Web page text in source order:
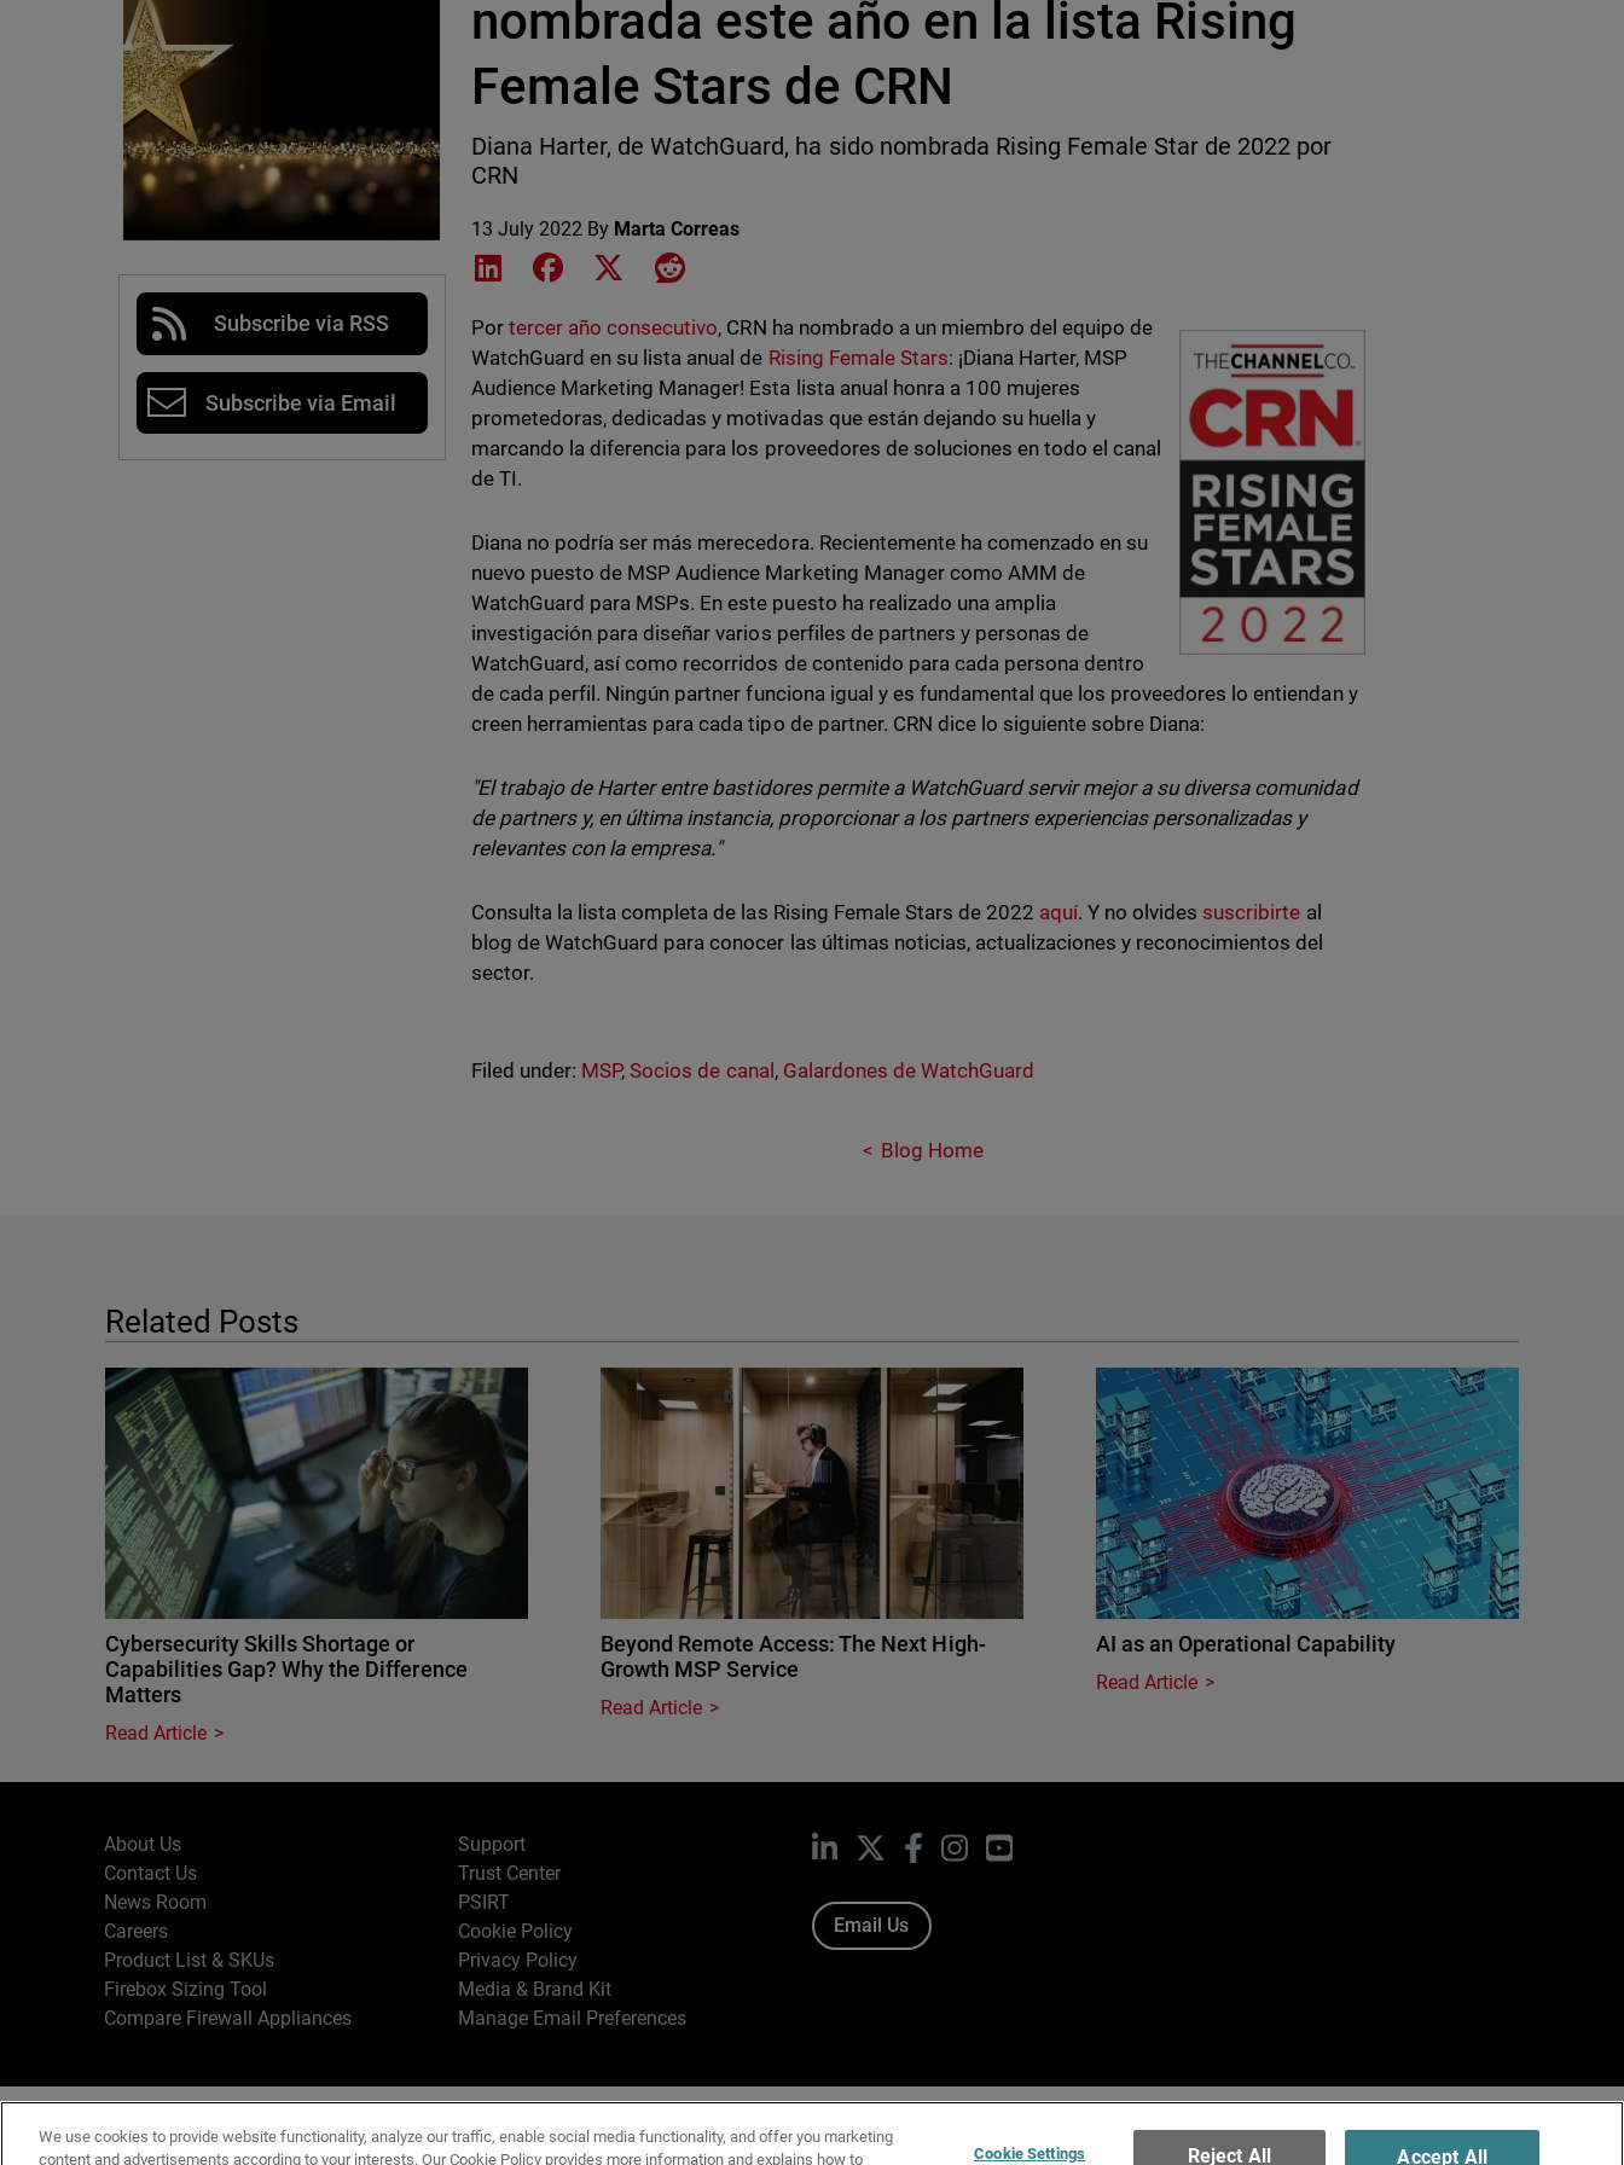
Subscribe via RSS
Subscribe via Email
nombrada este año en la lista Rising
Female Stars de CRN
Diana Harter, de WatchGuard, ha sido nombrada Rising Female Star de 2022 por
CRN
13 July 2022 By Marta Correas
Share on LinkedIn
Share on Facebook
Share on XShare on Reddit
Portercer año consecutivo, CRN ha nombrado a un miembro del equipo de
WatchGuard en su lista anual de Rising Female Stars: ¡Diana Harter, MSP
Audience Marketing Manager! Esta lista anual honra a 100 mujeres
prometedoras, dedicadas y motivadas que están dejando su huella y
marcando la diferencia para los proveedores de soluciones en todo el canal
de TI.
Diana no podría ser más merecedora. Recientemente ha comenzado en su
nuevo puesto de MSP Audience Marketing Manager como AMM de
WatchGuard para MSPs. En este puesto ha realizado una amplia
investigación para diseñar varios perfiles de partners y personas de
WatchGuard, así como recorridos de contenido para cada persona dentro
de cada perfil. Ningún partner funciona igual y es fundamental que los proveedores lo entiendan y
creen herramientas para cada tipo de partner. CRN dice lo siguiente sobre Diana:
"El trabajo de Harter entre bastidores permite a WatchGuard servir mejor a su diversa comunidad
de partners y, en última instancia, proporcionar a los partners experiencias personalizadas y
relevantes con la empresa."
Consulta la lista completa de las Rising Female Stars de 2022 aquí. Y no olvides suscribirte al
blog de WatchGuard para conocer las últimas noticias, actualizaciones y reconocimientos del
sector.
Filed under: MSP,Socios de canal , Galardones de WatchGuard
Blog Home
Related Posts
Cybersecurity Skills Shortage or
Capabilities Gap? Why the Difference
Matters
Read Article
Beyond Remote Access: The Next High-
Growth MSP Service
Read Article
AI as an Operational Capability
Read Article
About Us
Contact Us
News Room
Careers
Product List & SKUs
Firebox Sizing Tool
Compare Firewall Appliances
Support
Trust Center
PSIRT
Cookie Policy
Privacy Policy
Media & Brand Kit
Manage Email Preferences
LinkedIn Facebook
InstagramYouTube
Email Us
Copyright © 1996-2026 WatchGuard Technologies, Inc. All Rights Reserved.
Terms of Use| California Collection Notice|Do Not Sell or Share My Personal Information
We use cookies to provide website functionality, analyze our traffic, enable social media functionality, and offer you marketing
content and advertisements according to your interests. Our Cookie Policy provides more information and explains how to
Cookie Settings Reject All Accept All